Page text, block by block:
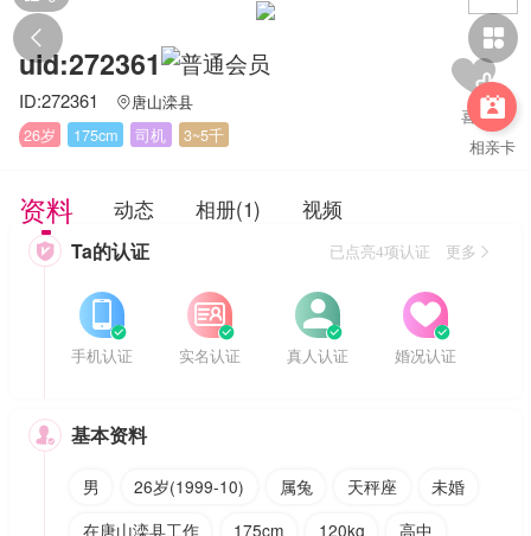
 

相亲卡
uid:272361
ID:272361 唐山滦县
26岁
175cm 司机 3~5千
资料 动态 相册(1) 视频
 Ta的认证 已点亮4项认证 更多


手机认证


实名认证


真人认证


婚况认证
 基本资料
男 26岁(1999-10) 属兔 天秤座
未婚
在唐山滦县工作
175cm 120kg
高中